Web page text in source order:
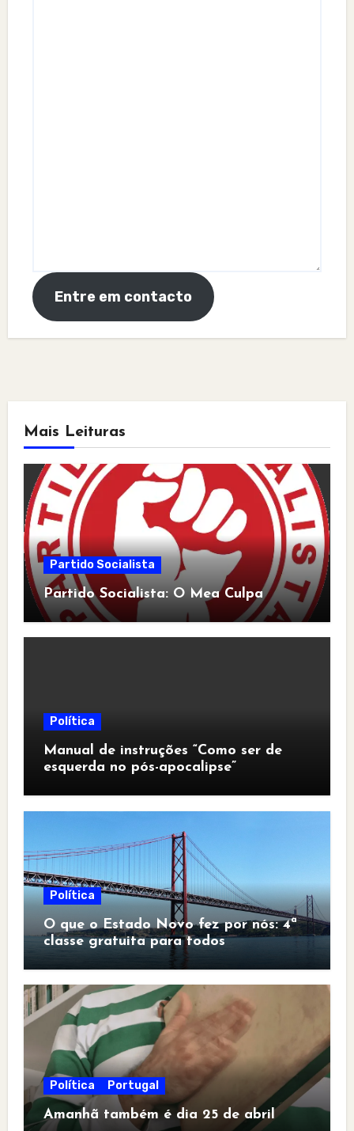
Entre em contacto
Mais Leituras
Partido Socialista
Partido Socialista: O Mea Culpa
Política
Manual de instruções “Como ser de
esquerda no pós-apocalipse”
Política
O que o Estado Novo fez por nós: 4ª
classe gratuita para todos
Política Portugal
Amanhã também é dia 25 de abril